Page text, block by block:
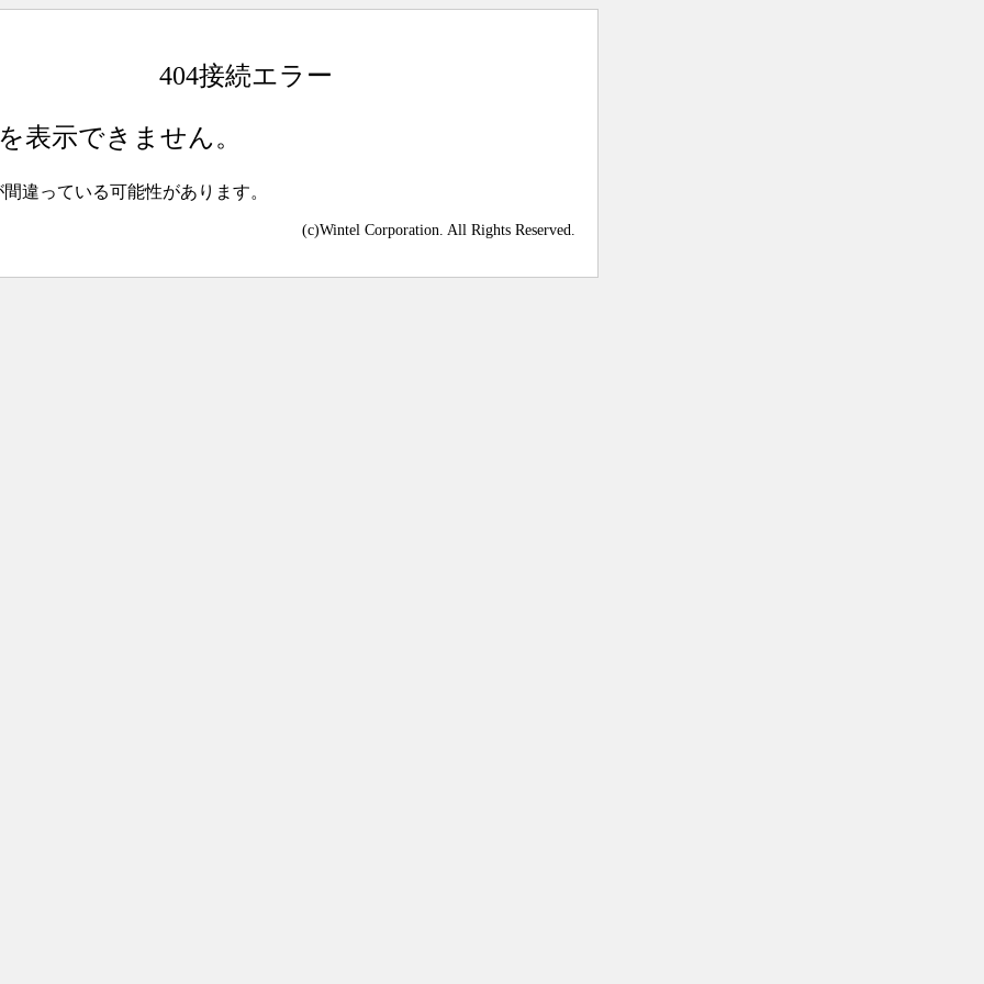
404接続エラー
表示できません。
違っている可能性があります。
(c)Wintel Corporation. All Rights Reserved.